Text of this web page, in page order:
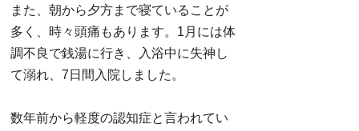
また、朝から夕方まで寝ていることが
多く、時々頭痛もあります。1月には体
調不良で銭湯に行き、入浴中に失神し
て溺れ、7日間入院しました。
数年前から軽度の認知症と言われてい